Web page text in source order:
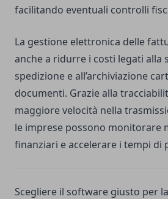
facilitando eventuali controlli
La gestione elettronica delle
anche a ridurre i costi legati alla
spedizione e all’archiviazione
documenti. Grazie alla
maggiore velocità nella
le imprese possono monitorare
finanziari e accelerare i tempi di
Scegliere il software giusto per